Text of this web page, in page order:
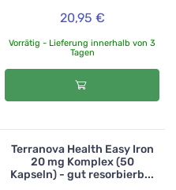
20,95 €
Vorrätig - Lieferung innerhalb von 3
Tagen
Terranova Health Easy Iron
20 mg Komplex (50
Kapseln) - gut resorbierb...